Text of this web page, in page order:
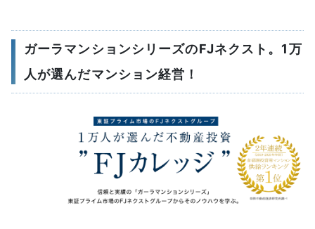
ガーラマンションシリーズのFJネクスト。1万
人が選んだマンション経営！